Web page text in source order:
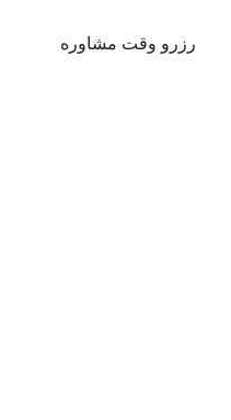
رزرو وقت مشاوره